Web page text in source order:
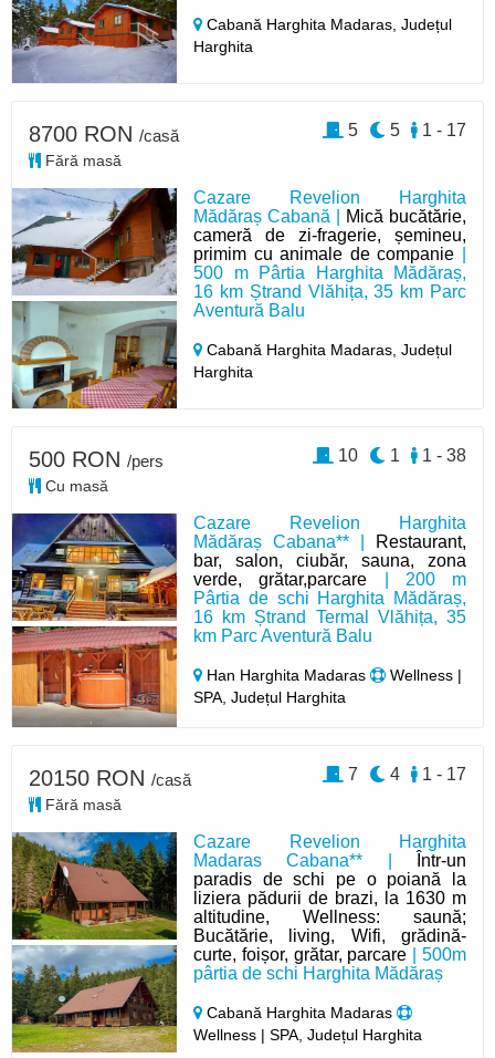
Cabană Harghita Madaras,Județul
Harghita
Cazare Revelion Harghita
Mădăraș Cabană |
Mică bucătărie,
cameră de zi-fragerie, șemineu,
primim cu animale de companie
500 m Pârtia Harghita Mădăraș,
16 km Ștrand Vlăhița, 35 km Parc
Aventură Balu
Cabană Harghita Madaras,Județul
Harghita
8700 RON /casă
Fără masă
1 - 17
5
5
Cazare Revelion Harghita
Mădăraș Cabana** |
Restaurant,
bar, salon, ciubăr, sauna, zona
verde, grătar,parcare | 200 m
Pârtia de schi Harghita Mădăraș,
16 km Ștrand Termal Vlăhița, 35
km Parc Aventură Balu
Han Harghita Madaras
Wellness |
SPA, Județul Harghita
500 RON /pers
Cu masă
1 - 38
1
10
Cazare Revelion Harghita
Madaras Cabana** |
Într-un
paradis de schi pe o poiană la
liziera pădurii de brazi, la 1630 m
altitudine, Wellness: saună;
Bucătărie, living, Wifi, grădină-
curte, foișor, grătar, parcare | 500m
pârtia de schi Harghita Mădăraș
Cabană Harghita Madaras
Wellness | SPA, Județul Harghita
20150 RON /casă
Fără masă
1 - 17
4
7